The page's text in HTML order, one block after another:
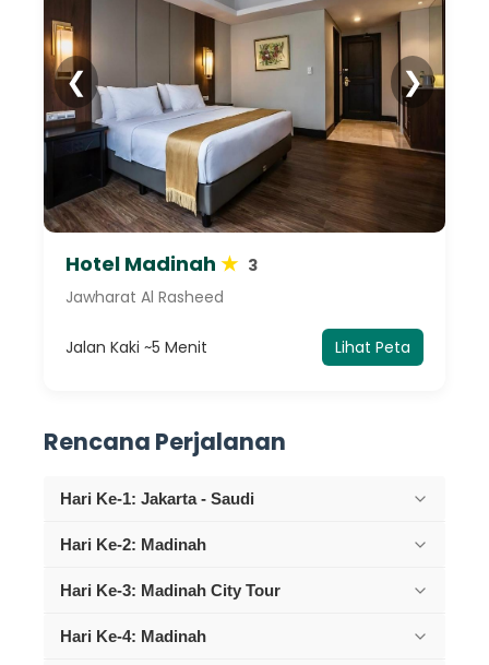
❮ ❯
Hotel Madinah ★ 3
Jawharat Al Rasheed
Jalan Kaki ~5 Menit Lihat Peta
Rencana Perjalanan
Hari Ke-1: Jakarta - Saudi
Hari Ke-2: Madinah
Hari Ke-3: Madinah City Tour
Hari Ke-4: Madinah